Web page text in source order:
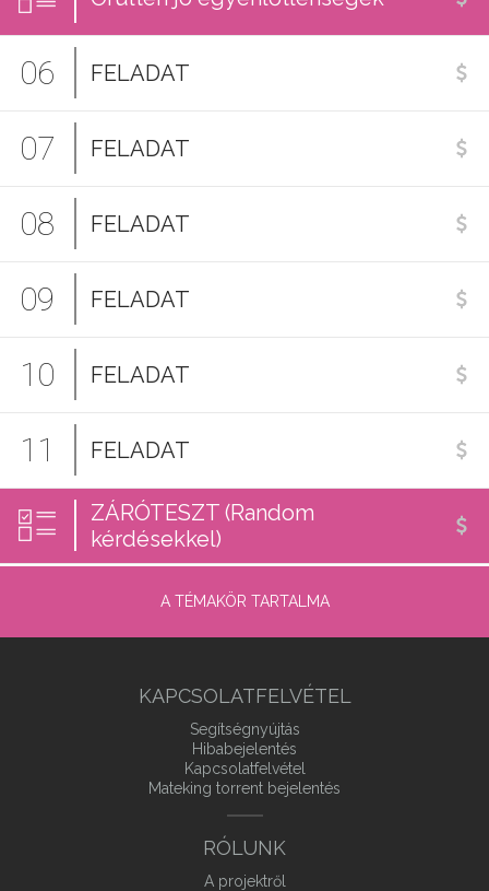
06 FELADAT
07 FELADAT
08 FELADAT
09 FELADAT
10 FELADAT
11 FELADAT
ZÁRÓTESZT (Random
kérdésekkel)
A TÉMAKÖR TARTALMA
KAPCSOLATFELVÉTEL
Segítségnyújtás
Hibabejelentés
Kapcsolatfelvétel
Mateking torrent bejelentés
RÓLUNK
A projektről